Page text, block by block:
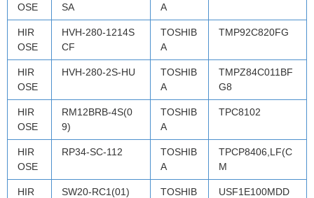
OSE
SA
A
HIR
OSE
HVH-280-1214S
CF
TOSHIB
A
TMP92C820FG
HIR
OSE
HVH-280-2S-HU
TOSHIB
A
TMPZ84C011BF
G8
HIR
OSE
RM12BRB-4S(0
9)
TOSHIB
A
TPC8102
HIR
OSE
RP34-SC-112
TOSHIB
A
TPCP8406,LF(C
M
HIR
SW20-RC1(01)
TOSHIB
USF1E100MDD